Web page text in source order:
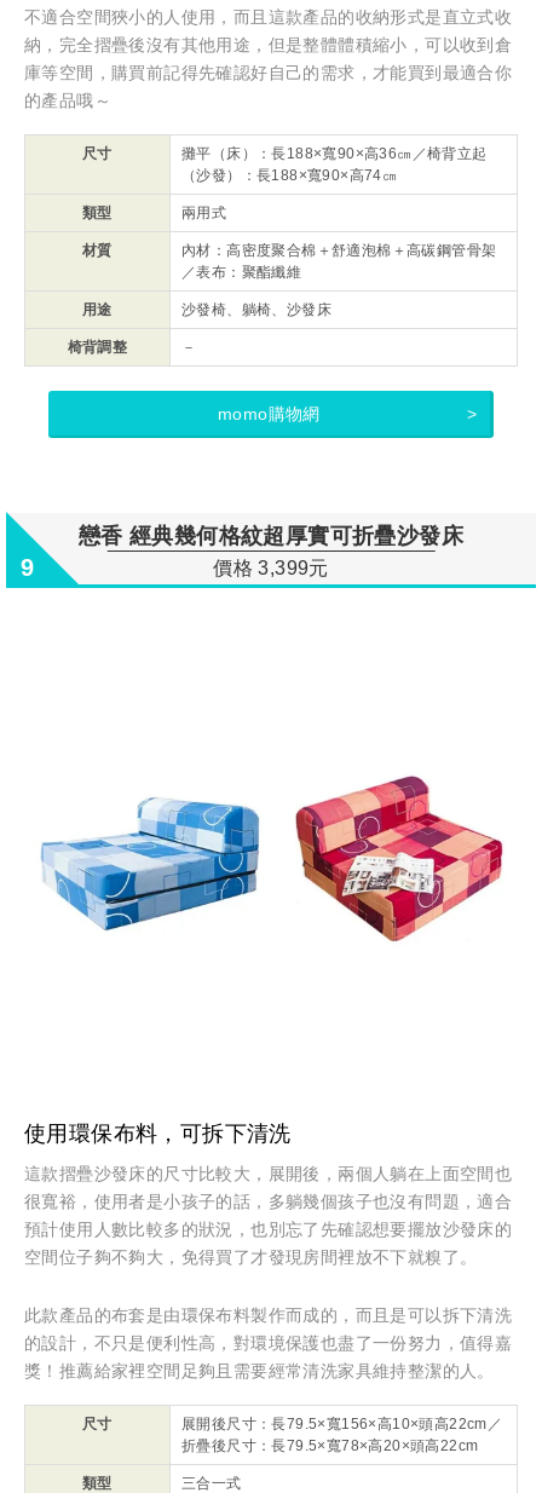
不適合空間狹小的人使用，而且這款產品的收納形式是直立式收
納，完全摺疊後沒有其他用途，但是整體體積縮小，可以收到倉
庫等空間，購買前記得先確認好自己的需求，才能買到最適合你
的產品哦～
尺寸
攤平（床）：長188×寬90×高36㎝／椅背立起
（沙發）：長188×寬90×高74㎝
類型 兩用式
材質
內材：高密度聚合棉＋舒適泡棉＋高碳鋼管骨架
／表布：聚酯纖維
用途 沙發椅、躺椅、沙發床
椅背調整 －
momo購物網
9
戀香 經典幾何格紋超厚實可折疊沙發床
價格 3,399元
使用環保布料，可拆下清洗
這款摺疊沙發床的尺寸比較大，展開後，兩個人躺在上面空間也
很寬裕，使用者是小孩子的話，多躺幾個孩子也沒有問題，適合
預計使用人數比較多的狀況，也別忘了先確認想要擺放沙發床的
空間位子夠不夠大，免得買了才發現房間裡放不下就糗了。
此款產品的布套是由環保布料製作而成的，而且是可以拆下清洗
的設計，不只是便利性高，對環境保護也盡了一份努力，值得嘉
獎！推薦給家裡空間足夠且需要經常清洗家具維持整潔的人。
尺寸
展開後尺寸：長79.5×寬156×高10×頭高22cm／
折疊後尺寸：長79.5×寬78×高20×頭高22cm
類型 三合一式